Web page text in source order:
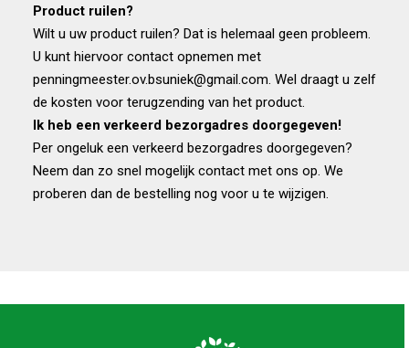
Product ruilen?
Wilt u uw product ruilen? Dat is helemaal geen probleem.
U kunt hiervoor contact opnemen met
penningmeester.ov.bsuniek@gmail.com. Wel draagt u zelf
de kosten voor terugzending van het product.
Ik heb een verkeerd bezorgadres doorgegeven!
Per ongeluk een verkeerd bezorgadres doorgegeven?
Neem dan zo snel mogelijk contact met ons op. We
proberen dan de bestelling nog voor u te wijzigen.